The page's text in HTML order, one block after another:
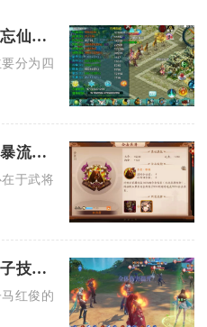
有哪些方法可以得到忘仙玄天残叶密钥
分为四类稳定渠道，包含限时商
少年三国志零中的残暴流有哪些技巧和策略
于武将羁绊、兵种配比、怒气节
斗罗大陆魂师对决胖子技能搭配有哪些
红俊的主流技能搭配分为短图爆